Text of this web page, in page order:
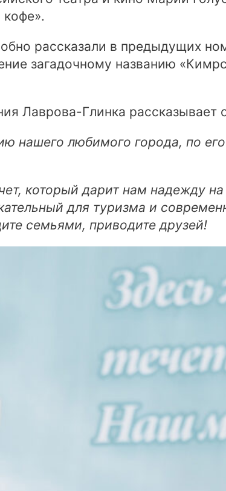
рассказали в предыдущих
загадочному названию
Лаврова-Глинка рассказывает
любимого города, по его
который дарит нам надежду
для туризма и
семьями, приводите друзей!